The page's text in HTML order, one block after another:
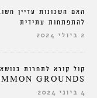
האם השכונות עדיין
להתפתחות עתידית
2 ביולי 2024
קול קורא לתחרות
GROUNDS
4 ביוני 2024